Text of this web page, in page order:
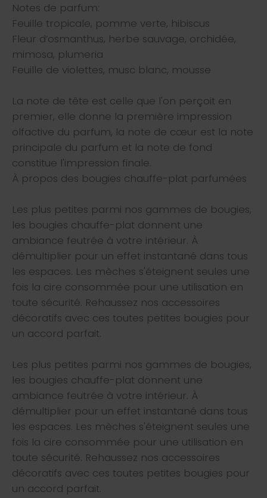
Notes de parfum:
Feuille tropicale, pomme verte, hibiscus
Fleur d’osmanthus, herbe sauvage, orchidée,
mimosa, plumeria
Feuille de violettes, musc blanc, mousse
La note de tête est celle que l'on perçoit en
premier, elle donne la première impression
olfactive du parfum, la note de cœur est la note
principale du parfum et la note de fond
constitue l'impression finale.
À propos des bougies chauffe-plat parfumées
Les plus petites parmi nos gammes de bougies,
les bougies chauffe-plat donnent une
ambiance feutrée à votre intérieur. À
démultiplier pour un effet instantané dans tous
les espaces. Les mèches s'éteignent seules une
fois la cire consommée pour une utilisation en
toute sécurité. Rehaussez nos accessoires
décoratifs avec ces toutes petites bougies pour
un accord parfait.
Les plus petites parmi nos gammes de bougies,
les bougies chauffe-plat donnent une
ambiance feutrée à votre intérieur. À
démultiplier pour un effet instantané dans tous
les espaces. Les mèches s'éteignent seules une
fois la cire consommée pour une utilisation en
toute sécurité. Rehaussez nos accessoires
décoratifs avec ces toutes petites bougies pour
un accord parfait.